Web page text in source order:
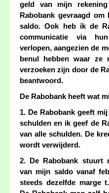
geld van mijn
Rabobank gevraagd
saldo. Ook heb ik de
communicatie via
verlopen, aangezien de
benul hebben waar ze
verzoeken zijn door de
beantwoord.
De Rabobank heeft wat
1. De Rabobank geeft
schulden en ik geef de
van alle schulden. De
wordt verwijderd.
2. De Rabobank stuurt
van mijn saldo vanaf
steeds dezelfde marge